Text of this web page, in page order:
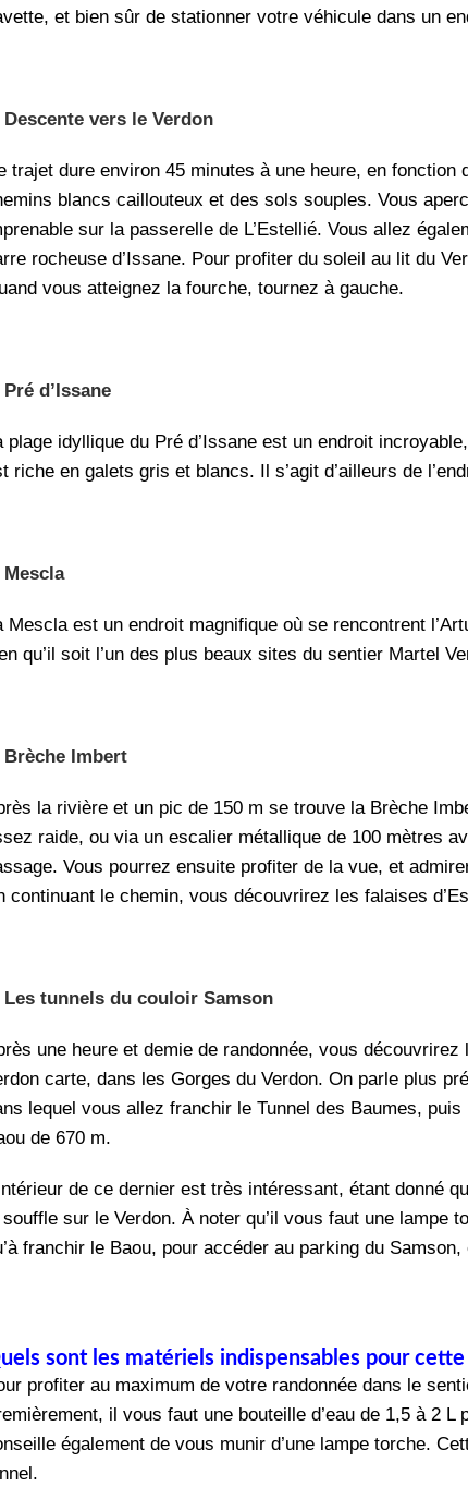
et bien sûr de stationner votre véhicule dans un
Descente vers le Verdon
trajet dure environ 45 minutes à une heure, en fonction
blancs caillouteux et des sols souples. Vous
sur la passerelle de L’Estellié. Vous allez
rocheuse d’Issane. Pour profiter du soleil au lit du
vous atteignez la fourche, tournez à gauche.
Pré d’Issane
plage idyllique du Pré d’Issane est un endroit
riche en galets gris et blancs. Il s’agit d’ailleurs de
Mescla
Mescla est un endroit magnifique où se rencontrent
qu’il soit l’un des plus beaux sites du sentier Martel
Brèche Imbert
la rivière et un pic de 150 m se trouve la Brèche
raide, ou via un escalier métallique de 100 mètres
Vous pourrez ensuite profiter de la vue, et
continuant le chemin, vous découvrirez les falaises
Les tunnels du couloir Samson
une heure et demie de randonnée, vous
carte, dans les Gorges du Verdon. On parle plus
lequel vous allez franchir le Tunnel des Baumes,
de 670 m.
de ce dernier est très intéressant, étant donné
souffle sur le Verdon. À noter qu’il vous faut une
franchir le Baou, pour accéder au parking du
sont les matériels indispensables pour
profiter au maximum de votre randonnée dans le
il vous faut une bouteille d’eau de 1,5 à 2
également de vous munir d’une lampe torche.